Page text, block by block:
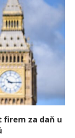
firem za daň u